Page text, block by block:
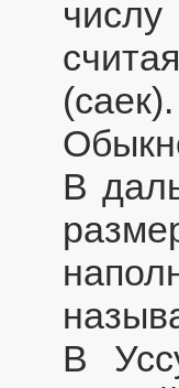
В
В